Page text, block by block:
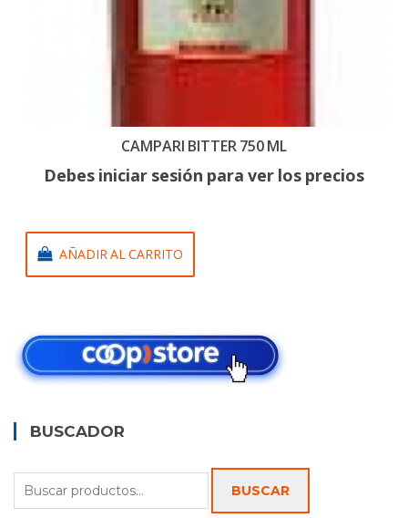
CAMPARI BITTER 750 ML
Debes iniciar sesión para ver los precios
AÑADIR AL CARRITO
BUSCADOR
Buscar
por:
BUSCAR